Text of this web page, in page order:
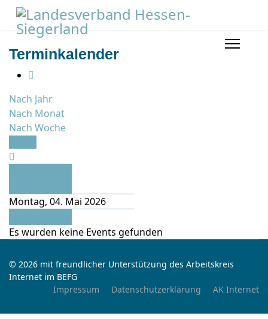
Terminkalender
Nach Jahr
Nach Monat
Nach Woche
Montag, 04. Mai 2026
Es wurden keine Events gefunden
© 2026 mit freundlicher Unterstützung des Arbeitskreis
Internet im BEFG
Impressum
Datenschutzerklärung AK Internet